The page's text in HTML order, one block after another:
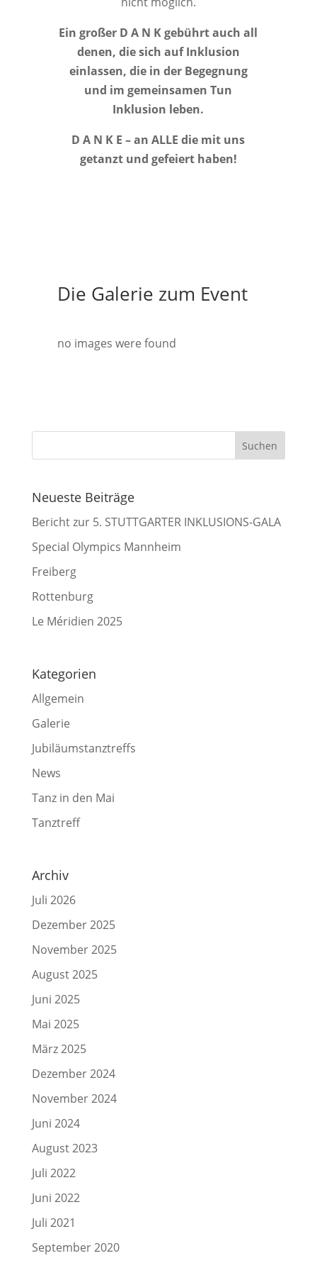
Ein großer D A N K gebührt auch all
denen, die sich auf Inklusion
einlassen, die in der Begegnung
und im gemeinsamen Tun
Inklusion leben.
D A N K E – an ALLE die mit uns
getanzt und gefeiert haben!
Die Galerie zum Event
no images were found
Neueste Beiträge
Bericht zur 5. STUTTGARTER INKLUSIONS-GALA
Special Olympics Mannheim
Freiberg
Rottenburg
Le Méridien 2025
Kategorien
Allgemein
Galerie
Jubiläumstanztreffs
News
Tanz in den Mai
Tanztreff
Archiv
Juli 2026
Dezember 2025
November 2025
August 2025
Juni 2025
Mai 2025
März 2025
Dezember 2024
November 2024
Juni 2024
August 2023
Juli 2022
Juni 2022
Juli 2021
September 2020